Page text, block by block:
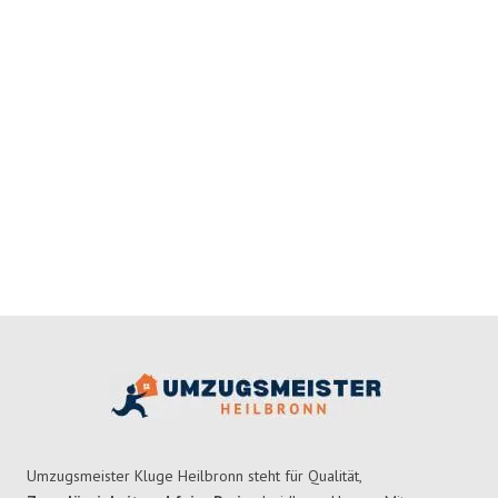
Umzugsmeister Kluge Heilbronn steht für Qualität,